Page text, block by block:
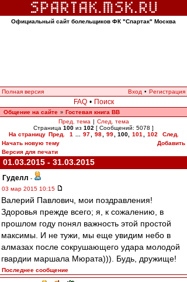
Официальный сайт болельщиков ФК "Спартак" Москва
Полная версия Вход • Регистрация
FAQ • Поиск
Общение на сайте » Гостевая книга ВВ
Пред. тема | След. тема
Страница 100 из 102 [ Сообщений: 5078 ]
На страницу Пред. 1 97 98 99 100, 101 102
След.
Начать новую тему
Добавить
Версия для печати
01.03.2015 - 31.03.2015
Гуделл -
03 мар 2015 10:15
Валерий Павлович, мои поздравления!
Здоровья прежде всего; я, к сожалению, в
прошлом году понял важность этой простой
максимы. И не тужи, мы еще увидим небо в
алмазах после сокрушающего удара молодой
гвардии маршала Мюрата))). Будь, дружище!
Последнее сообщение